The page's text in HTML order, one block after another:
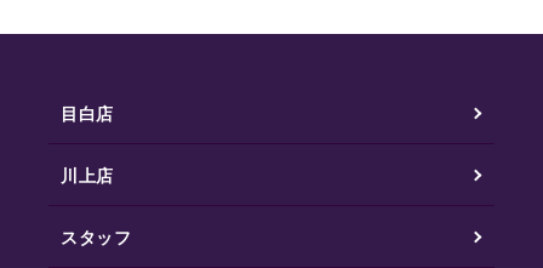
目白店
川上店
スタッフ